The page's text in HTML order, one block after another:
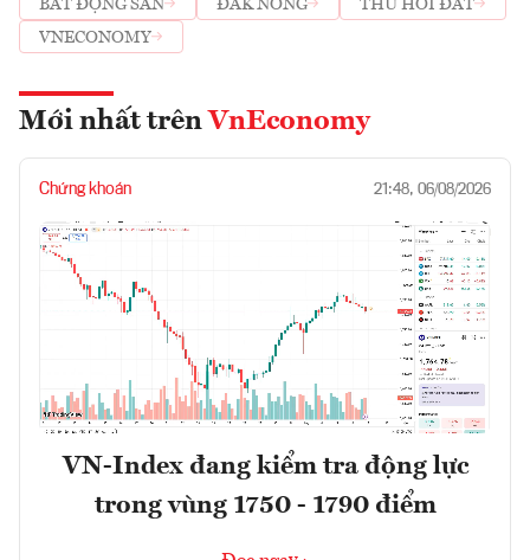
BẤT ĐỘNG SẢN ĐẮK NÔNG
THU HỒI ĐẤT
VNECONOMY
Mới nhất trên VnEconomy
Chứng khoán 21:48, 06/08/2026
VN-Index đang kiểm tra động lực
trong vùng 1750 - 1790 điểm